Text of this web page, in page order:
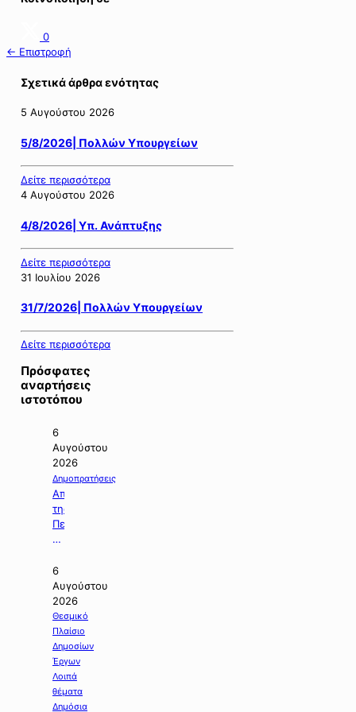
0
← Επιστροφή
Σχετικά άρθρα ενότητας
5 Αυγούστου 2026
5/8/2026| Πολλών Υπουργείων
Δείτε περισσότερα
4 Αυγούστου 2026
4/8/2026| Υπ. Ανάπτυξης
Δείτε περισσότερα
31 Ιουλίου 2026
31/7/2026| Πολλών Υπουργείων
Δείτε περισσότερα
Πρόσφατες
αναρτήσεις
ιστοτόπου
6
Αυγούστου
2026
Δημοπρατήσεις
Απόφαση
της
Περιφέρειας
Κεντρικής
με
την
οποία
ματαιώνεται
δημοπρασία
έργου.
6
Αυγούστου
2026
Θεσμικό
Πλαίσιο
Δημοσίων
Έργων
Λοιπά
θέματα
Δημόσια